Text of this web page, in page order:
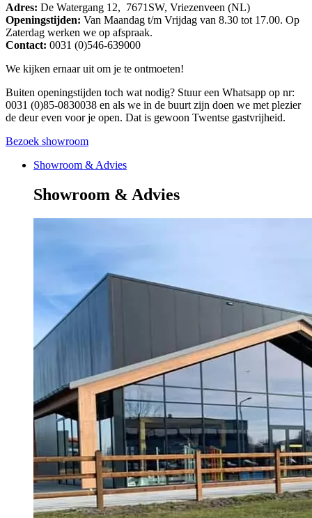
Adres: De Watergang 12, 7671SW, Vriezenveen (NL)
Openingstijden: Van Maandag t/m Vrijdag van 8.30 tot 17.00. Op
Zaterdag werken we op afspraak.
Contact: 0031 (0)546-639000
We kijken ernaar uit om je te ontmoeten!
Buiten openingstijden toch wat nodig? Stuur een Whatsapp op nr:
0031 (0)85-0830038 en als we in de buurt zijn doen we met plezier
de deur even voor je open. Dat is gewoon Twentse gastvrijheid.
Bezoek showroom
Showroom & Advies
Showroom & Advies